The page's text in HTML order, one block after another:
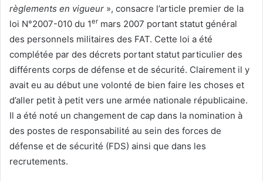
règlements en vigueur », consacre l’article premier de la
loi N°2007-010 du 1er mars 2007 portant statut général
des personnels militaires des FAT. Cette loi a été
complétée par des décrets portant statut particulier des
différents corps de défense et de sécurité. Clairement il y
avait eu au début une volonté de bien faire les choses et
d’aller petit à petit vers une armée nationale républicaine.
Il a été noté un changement de cap dans la nomination à
des postes de responsabilité au sein des forces de
défense et de sécurité (FDS) ainsi que dans les
recrutements.